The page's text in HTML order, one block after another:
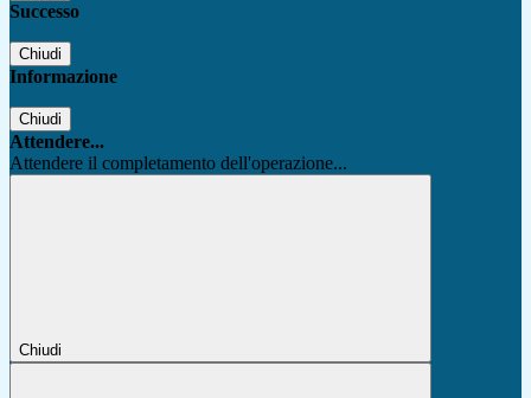
Successo
Chiudi
Informazione
Chiudi
Attendere...
Attendere il completamento dell'operazione...
Chiudi